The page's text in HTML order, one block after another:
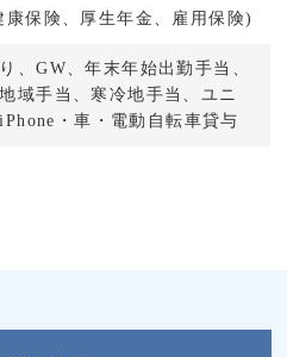
康保険、厚生年金、雇用保険)
、GW、年末年始出勤手当、
域手当、寒冷地手当、ユニ
・車・電動自転車貸与